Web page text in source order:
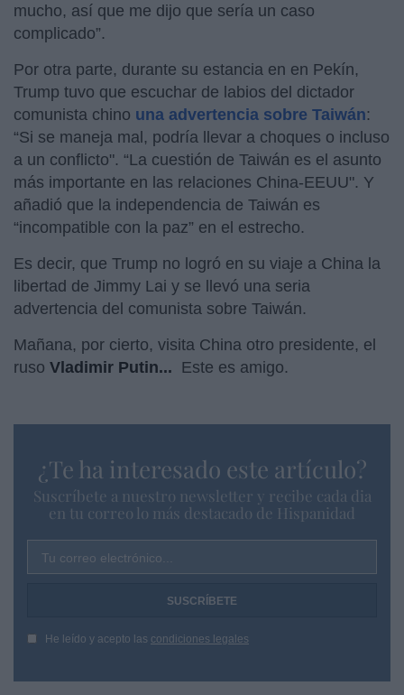
mucho, así que me dijo que sería un caso
complicado”.
Por otra parte, durante su estancia en en Pekín,
Trump tuvo que escuchar de labios del dictador
comunista chino una advertencia sobre Taiwán:
“Si se maneja mal, podría llevar a choques o incluso
a un conflicto". “La cuestión de Taiwán es el asunto
más importante en las relaciones China-EEUU". Y
añadió que la independencia de Taiwán es
“incompatible con la paz” en el estrecho.
Es decir, que Trump no logró en su viaje a China la
libertad de Jimmy Lai y se llevó una seria
advertencia del comunista sobre Taiwán.
Mañana, por cierto, visita China otro presidente, el
ruso Vladimir Putin... Este es amigo.
¿Te ha interesado este artículo?
Suscríbete a nuestro newsletter y recibe cada dia
en tu correo lo más destacado de Hispanidad
Tu correo electrónico...
He leído y acepto las condiciones legales